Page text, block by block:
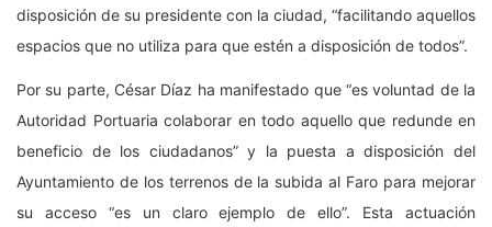
disposición de su presidente con la ciudad, “facilitando aquellos
espacios que no utiliza para que estén a disposición de todos”.
Por su parte, César Díaz ha manifestado que “es voluntad de la
Autoridad Portuaria colaborar en todo aquello que redunde en
beneficio de los ciudadanos” y la puesta a disposición del
Ayuntamiento de los terrenos de la subida al Faro para mejorar
su acceso “es un claro ejemplo de ello”. Esta actuación